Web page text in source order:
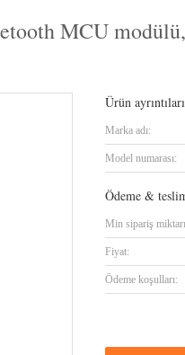
MCU
Ürün
Marka adı:
Model numarası:
Ödeme &
Min sipariş
Fiyat:
Ödeme koşulları: